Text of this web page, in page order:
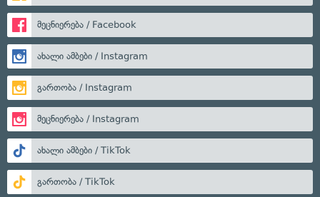
მეცნიერება / Facebook
ახალი ამბები / Instagram
გართობა / Instagram
მეცნიერება / Instagram
ახალი ამბები / TikTok
გართობა / TikTok